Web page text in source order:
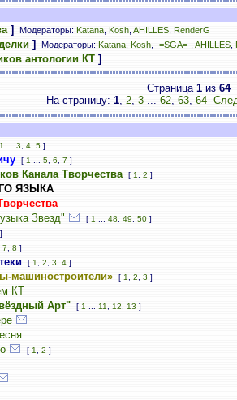
] Модераторы: Katana Kosh AHILLES RenderG
] Модераторы: Katana Kosh -=SGA=- AHILLES
антологии КТ ]
Страница 1из 64
На страницу: 1, 2, 3 ... 62, 63, 64
1 3 4 5 ]
[ 1 5 6 7 ]
Канала Творчества [ 1 2 ]
ЯЗЫКА
Звезд"
[ 1 48 49 50 ]
]
7 8 ]
[ 1 2 3 4 ]
машиностроители» [ 1 2 3 ]
КТ
Арт"
[ 1 11 12 13 ]
[ 1 2 ]